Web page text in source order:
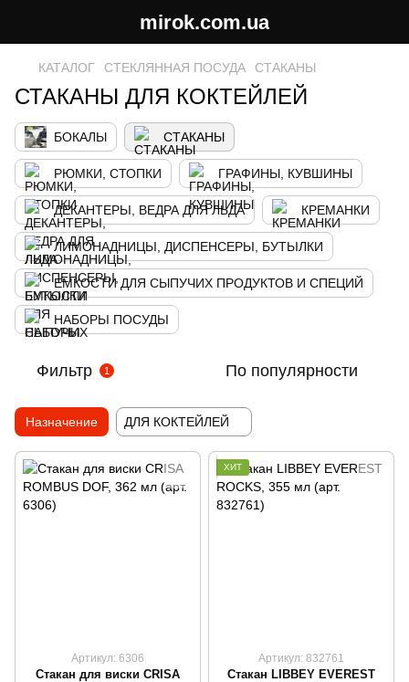
mirok.com.ua
КАТАЛОГ СТЕКЛЯННАЯ ПОСУДА СТАКАНЫ
СТАКАНЫ ДЛЯ КОКТЕЙЛЕЙ
БОКАЛЫ СТАКАНЫ
РЮМКИ, СТОПКИ ГРАФИНЫ, КУВШИНЫ
ДЕКАНТЕРЬІ, ВЕДРА ДЛЯ ЛЬДА КРЕМАНКИ
ЛИМОНАДНИЦЬІ, ДИСПЕНСЕРЬІ, БУТЬІЛКИ
ЕМКОСТИ ДЛЯ СЫПУЧИХ ПРОДУКТОВ И СПЕЦИЙ
НАБОРЬІ ПОСУДЬІ
Фильтр 1 По популярности
Назначение ДЛЯ КОКТЕЙЛЕЙ
Артикул: 6306
Стакан для виски CRISA
ХИТ
Артикул: 832761
Стакан LIBBEY EVEREST